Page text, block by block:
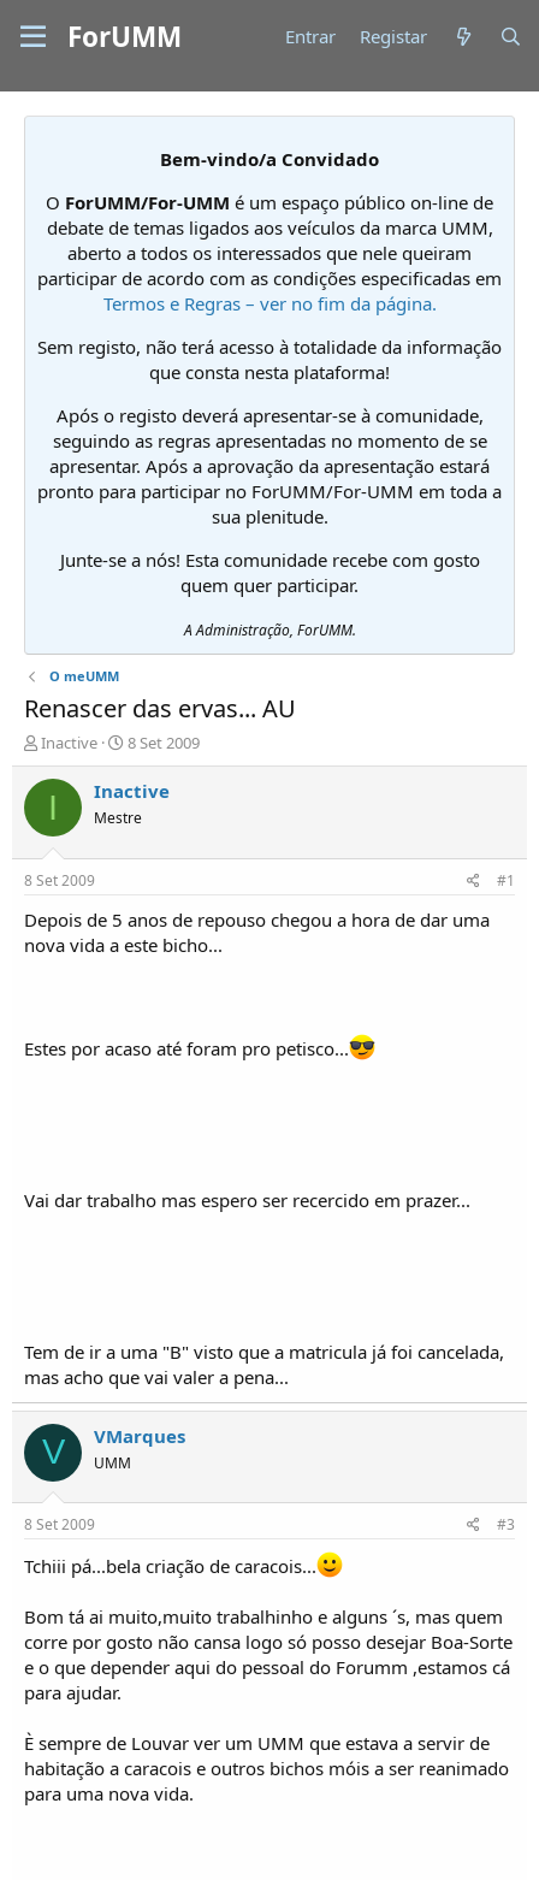
ForUMM Entrar Registar
Bem-vindo/a Convidado
O ForUMM/For-UMM é um espaço público on-line de
debate de temas ligados aos veículos da marca UMM,
aberto a todos os interessados que nele queiram
participar de acordo com as condições especificadas em
Termos e Regras – ver no fim da página.
Sem registo, não terá acesso à totalidade da informação
que consta nesta plataforma!
Após o registo deverá apresentar-se à comunidade,
seguindo as regras apresentadas no momento de se
apresentar. Após a aprovação da apresentação estará
pronto para participar no ForUMM/For-UMM em toda a
sua plenitude.
Junte-se a nós! Esta comunidade recebe com gosto
quem quer participar.
A Administração, ForUMM.
O meUMM
Renascer das ervas... AU
I
n
i
i
d
o
r
d
e
i
Inactive
D
a
t
d
í
i
8 Set 2009
I Inactive
Mestre
8 Set 2009 #1
Depois de 5 anos de repouso chegou a hora de dar uma
nova vida a este bicho...
Estes por acaso até foram pro petisco...
Vai dar trabalho mas espero ser recercido em prazer...
Tem de ir a uma "B" visto que a matricula já foi cancelada,
mas acho que vai valer a pena...
V VMarques
UMM
8 Set 2009 #3
Tchiii pá...bela criação de caracois...
Bom tá ai muito,muito trabalhinho e alguns ´s, mas quem
corre por gosto não cansa logo só posso desejar Boa-Sorte
e o que depender aqui do pessoal do Forumm ,estamos cá
para ajudar.
È sempre de Louvar ver um UMM que estava a servir de
habitação a caracois e outros bichos móis a ser reanimado
para uma nova vida.